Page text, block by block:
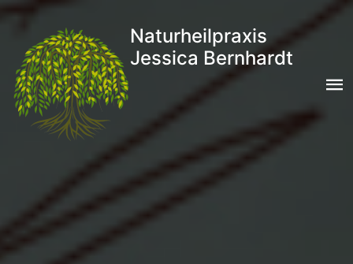
Naturheilpraxis
Jessica Bernhardt